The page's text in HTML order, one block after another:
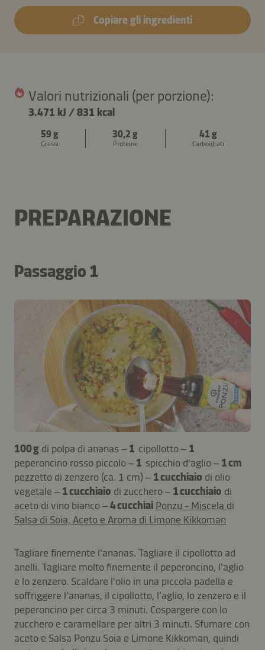
Copiare gli ingredienti
Valori nutrizionali (per porzione):
3.471 kJ /831 kcal
59 g
Grassi
30,2 g
Proteine
41 g
Carboidrati
PREPARAZIONE
Passaggio 1
100 g di polpa di ananas – 1 cipollotto – 1
peperoncino rosso piccolo – 1 spicchio d'aglio – 1 cm
pezzetto di zenzero (ca. 1 cm) – 1 cucchiaio di olio
vegetale – 1 cucchiaio di zucchero – 1 cucchiaio di
aceto di vino bianco –4 cucchiai Ponzu - Miscela di
Salsa di Soia, Aceto e Aroma di Limone Kikkoman
Tagliare finemente l'ananas. Tagliare il cipollotto ad
anelli. Tagliare molto finemente il peperoncino, l'aglio
e lo zenzero. Scaldare l'olio in una piccola padella e
soffriggere l'ananas, il cipollotto, l’aglio, lo zenzero e il
peperoncino per circa 3 minuti. Cospargere con lo
zucchero e caramellare per altri 3 minuti. Sfumare con
aceto e Salsa Ponzu Soia e Limone Kikkoman, quindi